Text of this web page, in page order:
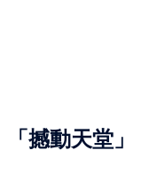
撼動天堂」